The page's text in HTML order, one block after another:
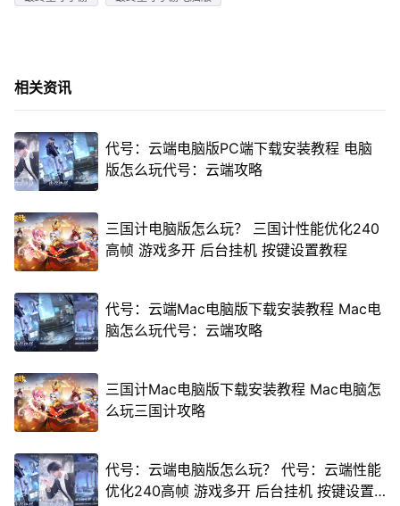
相关资讯
代号：云端电脑版PC端下载安装教程 电脑
版怎么玩代号：云端攻略
三国计电脑版怎么玩？ 三国计性能优化240
高帧 游戏多开 后台挂机 按键设置教程
代号：云端Mac电脑版下载安装教程 Mac电
脑怎么玩代号：云端攻略
三国计Mac电脑版下载安装教程 Mac电脑怎
么玩三国计攻略
代号：云端电脑版怎么玩？ 代号：云端性能
优化240高帧 游戏多开 后台挂机 按键设置